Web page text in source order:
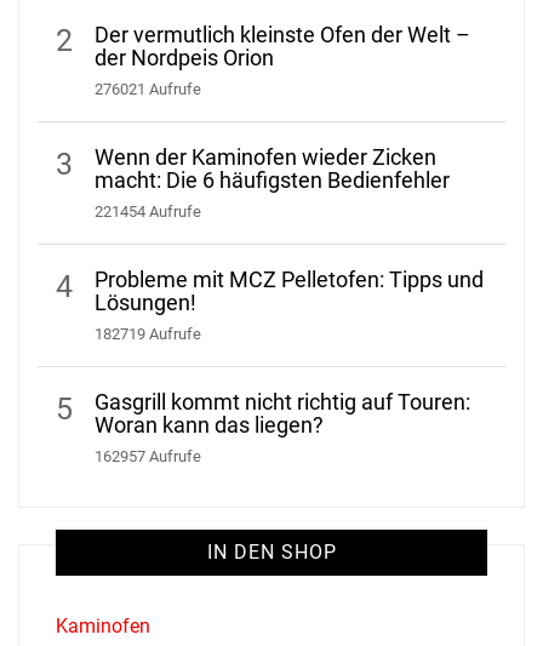
2
Der vermutlich kleinste Ofen der Welt –
der Nordpeis Orion
276021 Aufrufe
3
Wenn der Kaminofen wieder Zicken
macht: Die 6 häufigsten Bedienfehler
221454 Aufrufe
4
Probleme mit MCZ Pelletofen: Tipps und
Lösungen!
182719 Aufrufe
5
Gasgrill kommt nicht richtig auf Touren:
Woran kann das liegen?
162957 Aufrufe
IN DEN SHOP
Kaminofen